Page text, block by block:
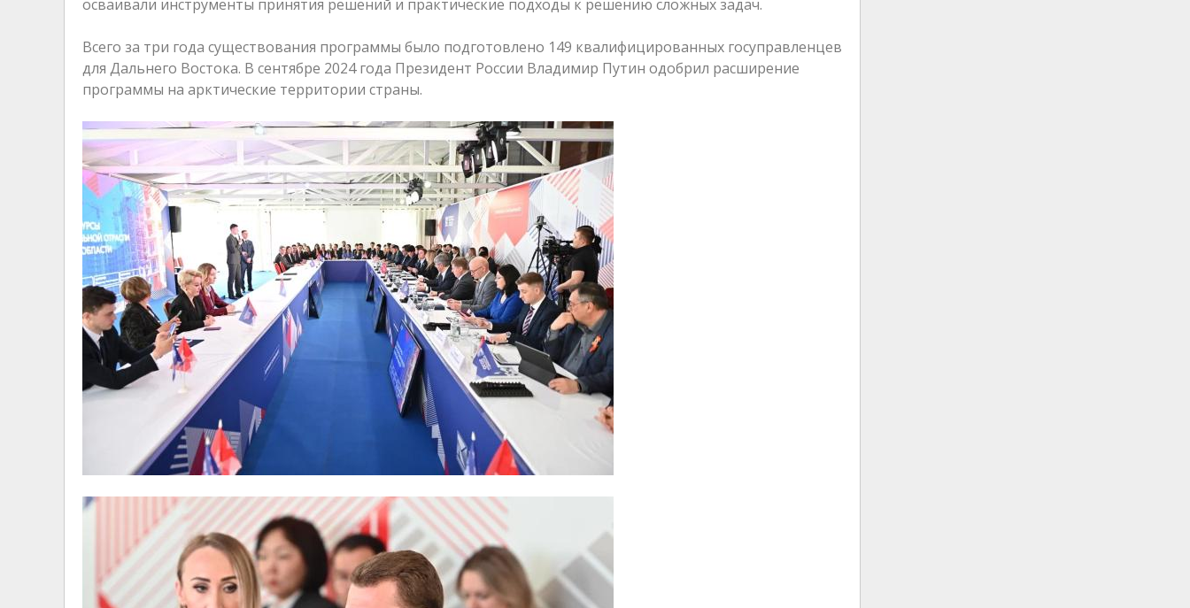
осваивали инструменты принятия решений и практические подходы к решению сложных задач.
Всего за три года существования программы было подготовлено 149 квалифицированных госуправленцев
для Дальнего Востока. В сентябре 2024 года Президент России Владимир Путин одобрил расширение
программы на арктические территории страны.